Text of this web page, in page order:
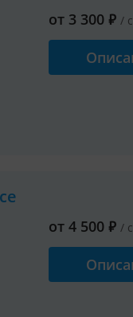
от 3 300 ₽ /
от 4 500 ₽ /